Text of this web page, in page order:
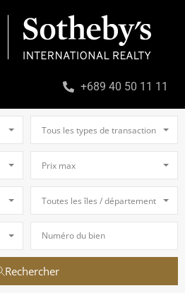
+689 40 50 11 11
Tous les types de transaction
Prix max
Toutes les îles / départements
Rechercher